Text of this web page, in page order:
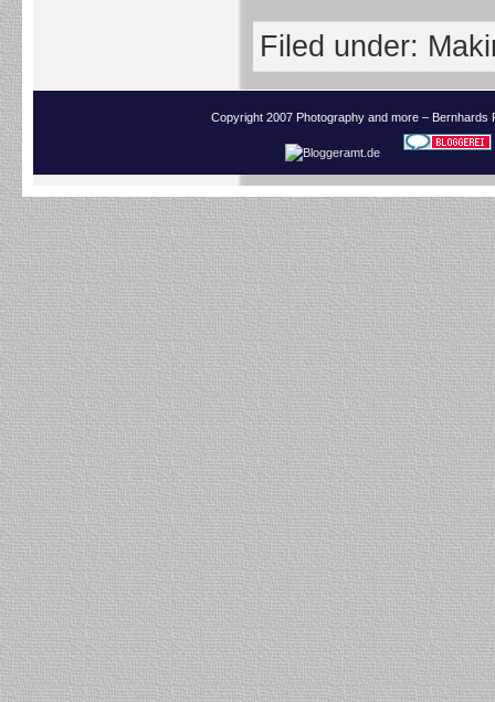
Filed under:
Copyright 2007 Photography and more –